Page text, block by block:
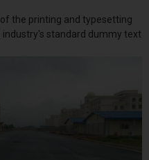
the printing and typesetting
industry's standard dummy text